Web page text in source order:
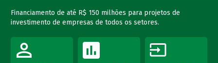
Financiamento de até R$ 150 milhões para projetos de
investimento de empresas de todos os setores.